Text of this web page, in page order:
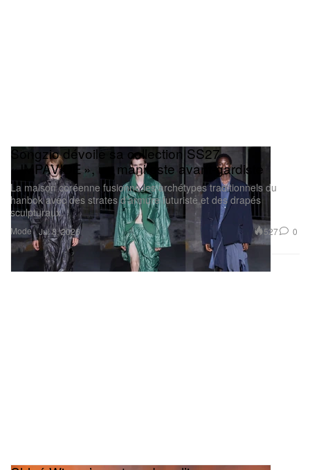
Mode
Songzio dévoile sa collection SS27
« IMPAVIDE », un manifeste avant-gardiste
La maison coréenne fusionne les archétypes traditionnels du
hanbok avec des strates d’armure futuriste et des drapés
sculpturaux.
Jul 8, 2026 527 0